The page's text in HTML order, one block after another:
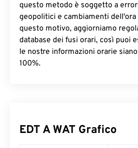
questo metodo è soggetto a
geopolitici e cambiamenti dell'ora
questo motivo, aggiorniamo
database dei fusi orari, così puoi
le nostre informazioni orarie
100%.
EDT A WAT Grafico